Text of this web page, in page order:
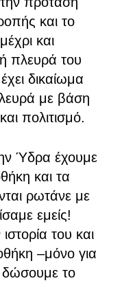
και το
και
πλευρά του
δικαίωμα
με βάση
πολιτισμό.
Ύδρα έχουμε
και τα
ρωτάνε με
εμείς!
του και
–μόνο για
δώσουμε το